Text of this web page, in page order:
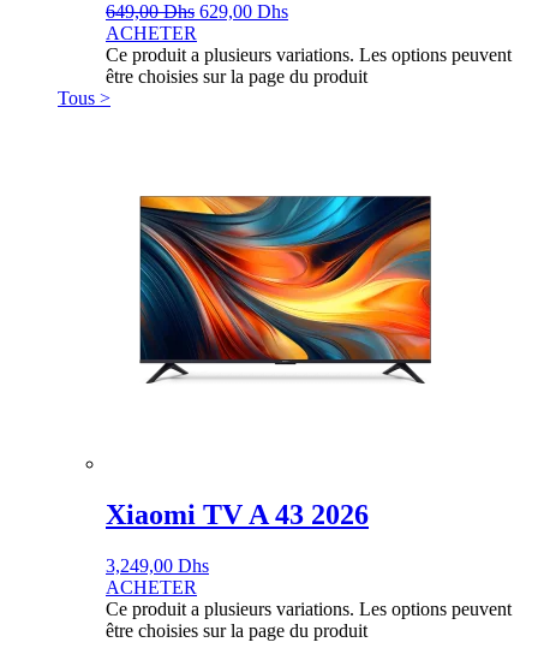
649,00Dhs 629,00 Dhs
ACHETER
Ce produit a plusieurs variations. Les options peuvent
être choisies sur la page du produit
Tous >
Xiaomi TV A 43 2026
3,249,00 Dhs
ACHETER
Ce produit a plusieurs variations. Les options peuvent
être choisies sur la page du produit